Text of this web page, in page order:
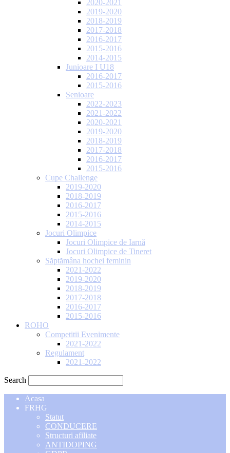
2020-2021
2019-2020
2018-2019
2017-2018
2016-2017
2015-2016
2014-2015
Junioare I U18
2016-2017
2015-2016
Senioare
2022-2023
2021-2022
2020-2021
2019-2020
2018-2019
2017-2018
2016-2017
2015-2016
Cupe Challenge
2019-2020
2018-2019
2016-2017
2015-2016
2014-2015
Jocuri Olimpice
Jocuri Olimpice de Iarnă
Jocuri Olimpice de Tineret
Săptămâna hochei feminin
2021-2022
2019-2020
2018-2019
2017-2018
2016-2017
2015-2016
ROHO
Competitii Evenimente
2021-2022
Regulament
2021-2022
Search
Acasa
FRHG
Statut
CONDUCERE
Structuri afiliate
ANTIDOPING